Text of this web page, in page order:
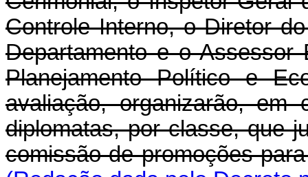
Controle Interno, o Diretor
Departamento e o Assessor
Planejamento Político e
avaliação, organizarão,
diplomatas, por classe, que
comissão de promoções